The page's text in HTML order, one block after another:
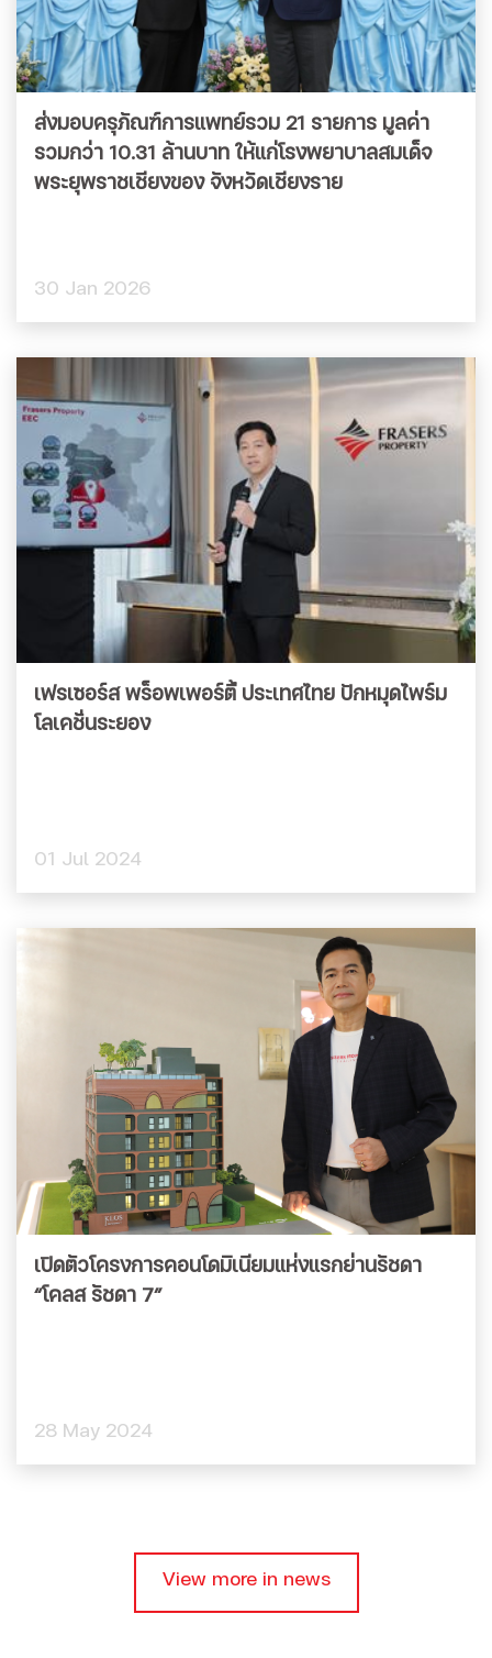
ส่งมอบครุภัณฑ์การแพทย์รวม 21 รายการ มูลค่า
รวมกว่า 10.31 ล้านบาท ให้แก่โรงพยาบาลสมเด็จ
พระยุพราชเชียงของ จังหวัดเชียงราย
30 Jan 2026
เฟรเซอร์ส พร็อพเพอร์ตี้ ประเทศไทย ปักหมุดไพร์ม
โลเคชั่นระยอง
01 Jul 2024
เปิดตัวโครงการคอนโดมิเนียมแห่งแรกย่านรัชดา
“โคลส รัชดา 7”
28 May 2024
View more in news